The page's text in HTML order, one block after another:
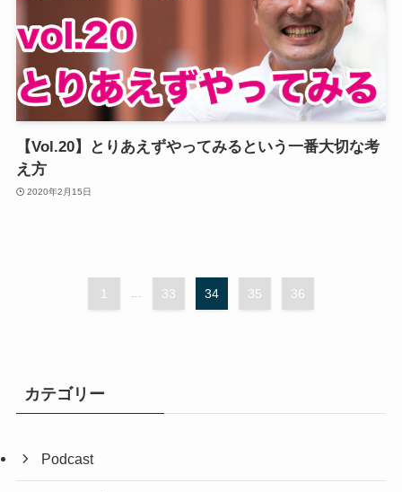
【Vol.20】とりあえずやってみるという一番大切な考
え方
2020年2月15日
1 ... 33 34 35 36
カテゴリー
Podcast